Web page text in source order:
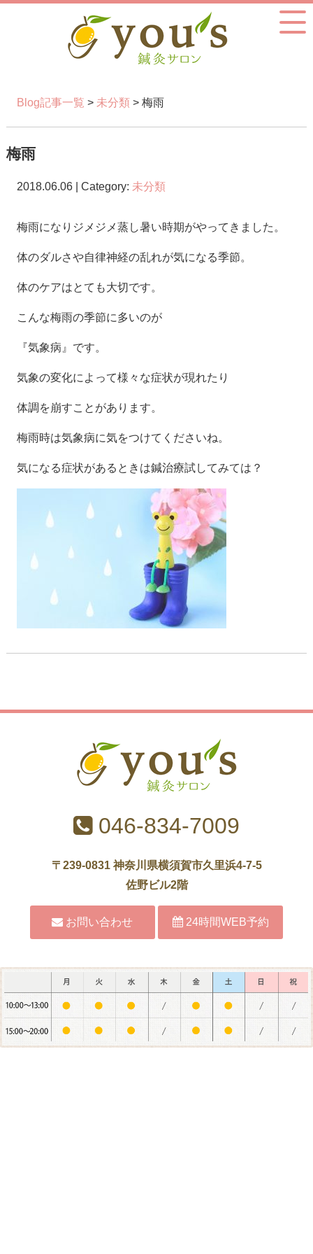
Blog記事一覧 > 未分類> 梅雨
梅雨
2018.06.06 | Category: 未分類
梅雨になりジメジメ蒸し暑い時期がやってきました。
体のダルさや自律神経の乱れが気になる季節。
体のケアはとても大切です。
こんな梅雨の季節に多いのが
『気象病』です。
気象の変化によって様々な症状が現れたり
体調を崩すことがあります。
梅雨時は気象病に気をつけてくださいね。
気になる症状があるときは鍼治療試してみては？
046-834-7009
〒239-0831 神奈川県横須賀市久里浜4-7-5
佐野ビル2階
お問い合わせ 24時間WEB予約